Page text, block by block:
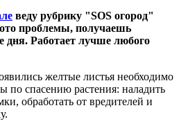
веду рубрику "SOS огород"
проблемы, получаешь
дня. Работает лучше любого
желтые листья необходимо
по спасению растения: наладить
обработать от вредителей и